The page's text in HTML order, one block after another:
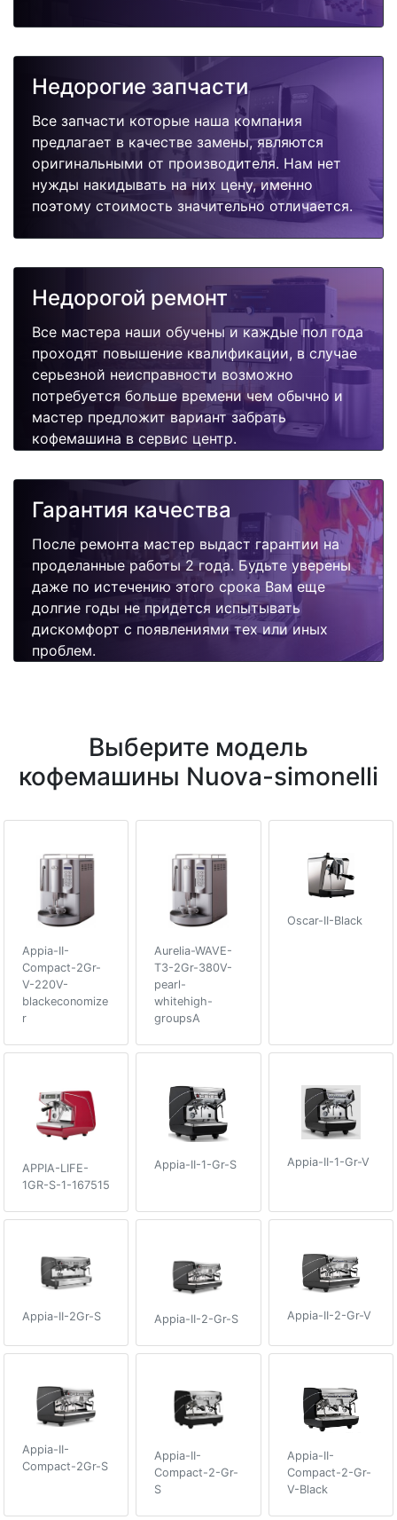
Недорогие запчасти
Все запчасти которые наша компания
предлагает в качестве замены, являются
оригинальными от производителя. Нам нет
нужды накидывать на них цену, именно
поэтому стоимость значительно отличается.
Недорогой ремонт
Все мастера наши обучены и каждые пол года
проходят повышение квалификации, в случае
серьезной неисправности возможно
потребуется больше времени чем обычно и
мастер предложит вариант забрать
кофемашина в сервис центр.
Гарантия качества
После ремонта мастер выдаст гарантии на
проделанные работы 2 года. Будьте уверены
даже по истечению этого срока Вам еще
долгие годы не придется испытывать
дискомфорт с появлениями тех или иных
проблем.
Выберите модель
кофемашины Nuova-simonelli
Appia-II-
Compact-2Gr-
V-220V-
blackeconomize
r
Aurelia-WAVE-
T3-2Gr-380V-
pearl-
whitehigh-
groupsA
Oscar-II-Black
APPIA-LIFE-
1GR-S-1-167515
Appia-II-1-Gr-S Appia-II-1-Gr-V
Appia-II-2Gr-S Appia-II-2-Gr-S Appia-II-2-Gr-V
Appia-II-
Compact-2Gr-S
Appia-II-
Compact-2-Gr-
S
Appia-II-
Compact-2-Gr-
V-Black